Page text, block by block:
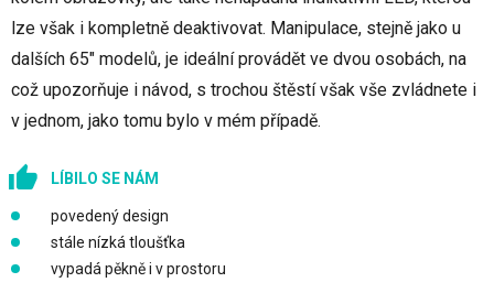
lze však i kompletně deaktivovat. Manipulace, stejně jako u
dalších 65" modelů, je ideální provádět ve dvou osobách, na
což upozorňuje i návod, s trochou štěstí však vše zvládnete i
v jednom, jako tomu bylo v mém případě.
LÍBILO SE NÁM
povedený design
stále nízká tloušťka
vypadá pěkně i v prostoru